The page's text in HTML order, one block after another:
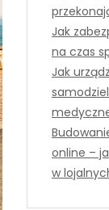
Jak
na czas
Jak
online –
w